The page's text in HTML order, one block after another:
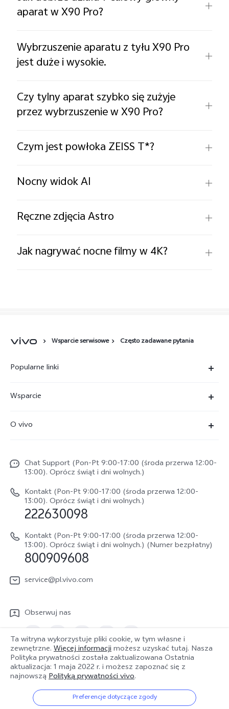
aparat w X90 Pro?
Wybrzuszenie aparatu z tyłu X90 Pro
jest duże i wysokie.
Czy tylny aparat szybko się zużyje
przez wybrzuszenie w X90 Pro?
Czym jest powłoka ZEISS T*?
Nocny widok AI
Ręczne zdjęcia Astro
Jak nagrywać nocne filmy w 4K?
Wsparcie serwisowe Często zadawane pytania
Popularne linki
X300 FE
V70
V70 FE
vivo Buds Air3
Wsparcie
Funtouch OS
Weryfikacja IMEI
Instrukcja obsługi
Aktualizacja oprogramowania
Dziennik aktualizacji
Sprawdź koszt naprawy
Wyślij Do Naprawy
Polityka gwarancyjna
Pobierz LUTy do przywracania logów
O vivo
Życie w vivo
Netykieta vivo
Informacje prawne
O nas
Zrównoważony rozwój
Chat Support (Pon-Pt 9:00-17:00 (środa przerwa 12:00-
13:00). Oprócz świąt i dni wolnych.)
Kontakt (Pon-Pt 9:00-17:00 (środa przerwa 12:00-
13:00). Oprócz świąt i dni wolnych.)
222630098
Kontakt (Pon-Pt 9:00-17:00 (środa przerwa 12:00-
13:00). Oprócz świąt i dni wolnych.) (Numer bezpłatny)
800909608
service@pl.vivo.com
Obserwuj nas
Polska | Wybierz kraj/region
Ta witryna wykorzystuje pliki cookie, w tym własne i
zewnętrzne. Więcej informacjimożesz uzyskać tutaj. Nasza
Polityka prywatności została zaktualizowana Ostatnia
aktualizacja: 1 maja 2022 r. i możesz zapoznać się z
najnowszą Polityką prywatności vivo.
Preferencje dotyczące zgody